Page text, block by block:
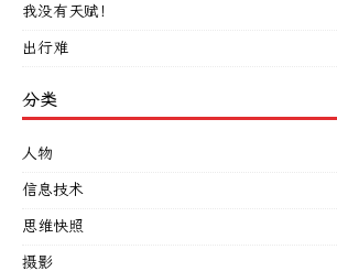
我没有天赋！
出行难
分类
人物
信息技术
思维快照
摄影